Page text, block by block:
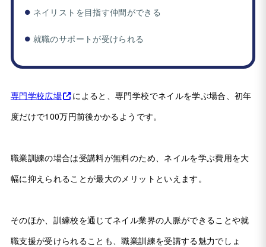
ネイリストを目指す仲間ができる
就職のサポートが受けられる
専門学校広場
によると、専門学校でネイルを学ぶ場合、初年
度だけで100万円前後かかるようです。
職業訓練の場合は受講料が無料のため、ネイルを学ぶ費用を大
幅に抑えられることが最大のメリットといえます。
そのほか、訓練校を通じてネイル業界の人脈ができることや就
職支援が受けられることも、職業訓練を受講する魅力でしょ